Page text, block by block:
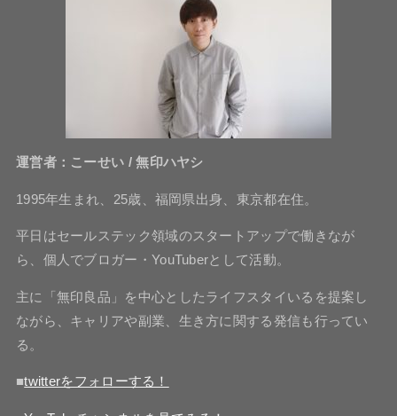
運営者：こーせい / 無印ハヤシ
1995年生まれ、25歳、福岡県出身、東京都在住。
平日はセールステック領域のスタートアップで働きなが
ら、個人でブロガー・YouTuberとして活動。
主に「無印良品」を中心としたライフスタイいるを提案し
ながら、キャリアや副業、生き方に関する発信も行ってい
る。
■twitterをフォローする！